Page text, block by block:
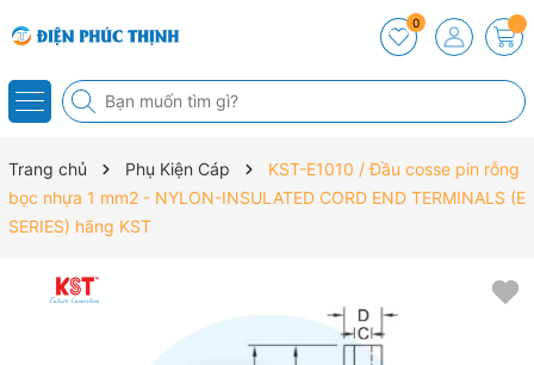
0
Trang chủ Phụ Kiện Cáp
KST-E1010 / Đầu cosse pin rỗng
bọc nhựa 1 mm2 - NYLON-INSULATED CORD END TERMINALS (E
SERIES) hãng KST